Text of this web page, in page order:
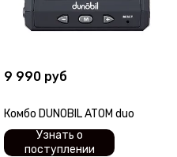
9 990 руб
Комбо DUNOBIL ATOM duo
Узнать о
поступлении